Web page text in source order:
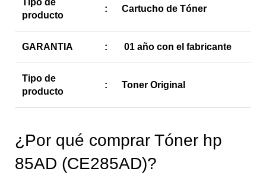
Tipo de
producto
: Cartucho de Tóner
GARANTIA : 01 año con el fabricante
Tipo de
producto
: Toner Original
¿Por qué comprar Tóner hp
85AD (CE285AD)?